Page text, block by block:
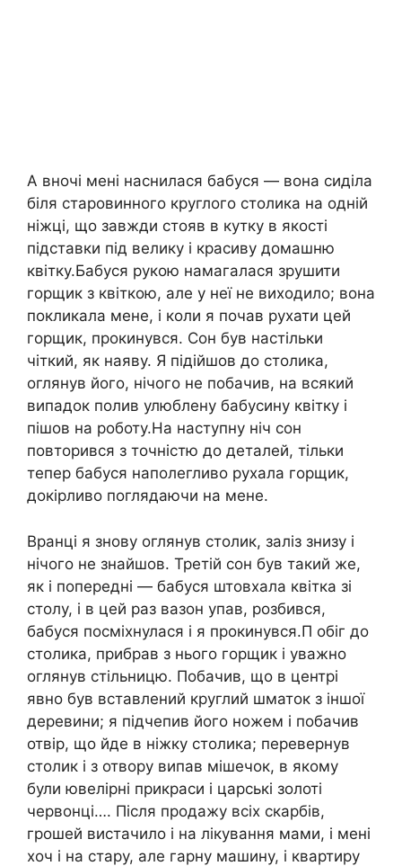
А вночі мені наснилася бабуся — вона сиділа
біля старовинного круглого столика на одній
ніжці, що завжди стояв в кутку в якості
підставки під велику і красиву домашню
квітку.Бабуся рукою намагалася зрушити
горщик з квіткою, але у неї не виходило; вона
покликала мене, і коли я почав рухати цей
горщик, прокинувся. Сон був настільки
чіткий, як наяву. Я підійшов до столика,
оглянув його, нічого не побачив, на всякий
випадок полив улюблену бабусину квітку і
пішов на роботу.На наступну ніч сон
повторився з точністю до деталей, тільки
тепер бабуся наполегливо рухала горщик,
докірливо поглядаючи на мене.
Вранці я знову оглянув столик, заліз знизу і
нічого не знайшов. Третій сон був такий же,
як і попередні — бабуся штовхала квітка зі
столу, і в цей раз вазон упав, розбився,
бабуся посміхнулася і я прокинувся.П обіг до
столика, прибрав з нього горщик і уважно
оглянув стільницю. Побачив, що в центрі
явно був вставлений круглий шматок з іншої
деревини; я підчепив його ножем і побачив
отвір, що йде в ніжку столика; перевернув
столик і з отвору випав мішечок, в якому
були ювелірні прикраси і царські золоті
червонці…. Після продажу всіх скарбів,
грошей вистачило і на лікування мами, і мені
хоч і на стару, але гарну машину, і квартиру